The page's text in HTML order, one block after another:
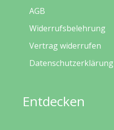
AGB
Widerrufsbelehrung
Vertrag widerrufen
Datenschutzerklärung
Entdecken